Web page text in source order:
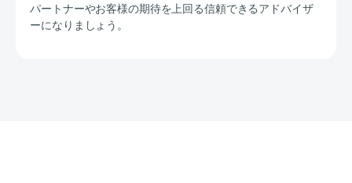
パートナーやお客様の期待を上回る信頼できるアドバイザ
ーになりましょう。